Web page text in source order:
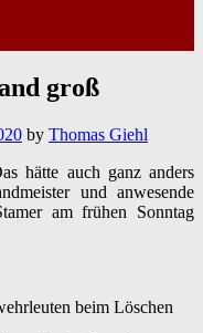
groß
by Thomas Giehl
hätte auch ganz anders
und anwesende
am frühen Sonntag
beim Löschen